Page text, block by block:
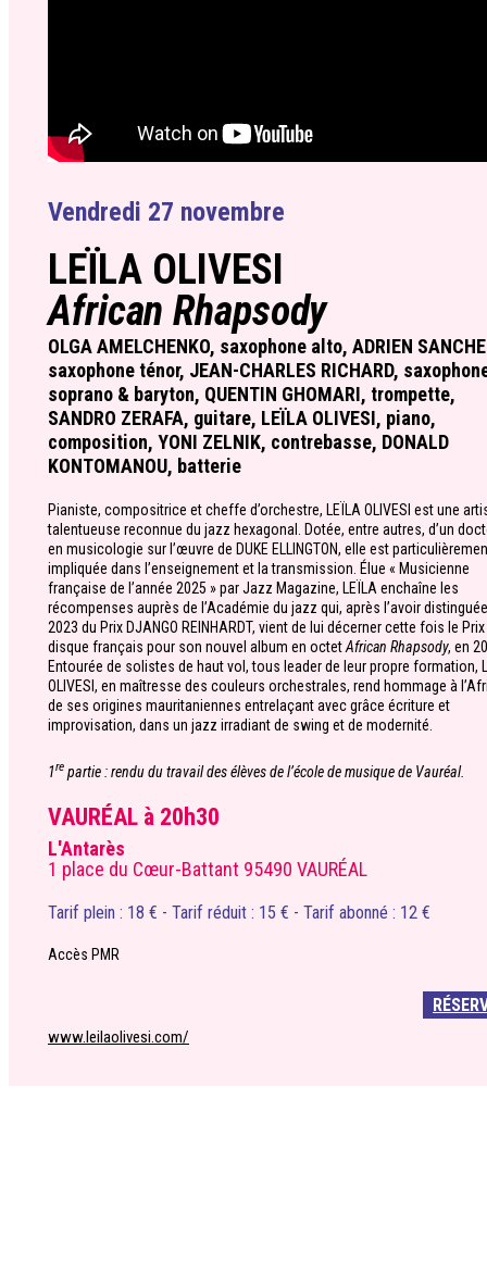
Vendredi 27 novembre
LEÏLA OLIVESI
African Rhapsody
OLGA AMELCHENKO, saxophone alto, ADRIEN
saxophone ténor, JEAN-CHARLES RICHARD,
soprano & baryton, QUENTIN GHOMARI, trompette,
SANDRO ZERAFA, guitare, LEÏLA OLIVESI, piano,
composition, YONI ZELNIK, contrebasse, DONALD
KONTOMANOU, batterie
Pianiste, compositrice et cheffe d’orchestre, LEÏLA OLIVESI est une
talentueuse reconnue du jazz hexagonal. Dotée, entre autres, d’un
en musicologie sur l’œuvre de DUKE ELLINGTON, elle est
impliquée dans l’enseignement et la transmission. Élue « Musicienne
française de l’année 2025 » par Jazz Magazine, LEÏLA enchaîne les
récompenses auprès de l’Académie du jazz qui, après l’avoir
2023 du Prix DJANGO REINHARDT, vient de lui décerner cette fois le
disque français pour son nouvel album en octetAfrican Rhapsody, en
Entourée de solistes de haut vol, tous leader de leur propre formation,
OLIVESI, en maîtresse des couleurs orchestrales, rend hommage à
de ses origines mauritaniennes entrelaçant avec grâce écriture et
improvisation, dans un jazz irradiant de swing et de modernité.
1re partie : rendu du travail des élèves de l’école de musique de Vauréal.
VAURÉAL à 20h30
L'Antarès
1 place du Cœur-Battant 95490 VAURÉAL
Tarif plein : 18 € - Tarif réduit : 15 € - Tarif abonné : 12 €
Accès PMR
www.leilaolivesi.com/